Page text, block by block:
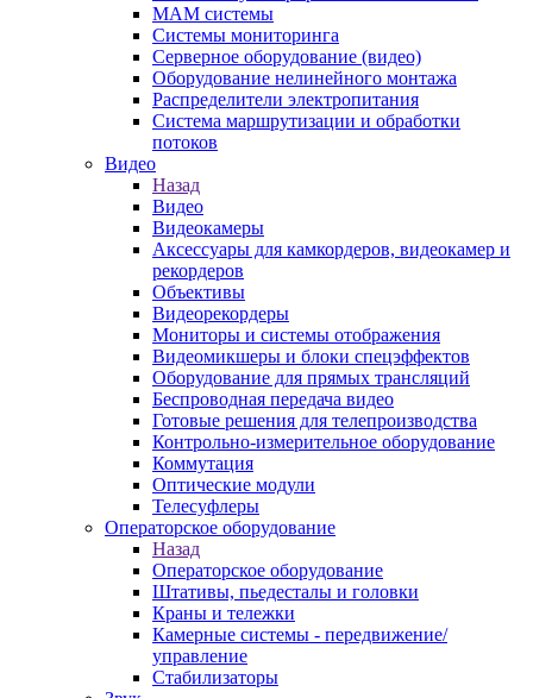
MAM системы
Системы мониторинга
Серверное оборудование (видео)
Оборудование нелинейного монтажа
Распределители электропитания
Система маршрутизации и обработки
потоков
Видео
Назад
Видео
Видеокамеры
Аксессуары для камкордеров, видеокамер и
рекордеров
Объективы
Видеорекордеры
Мониторы и системы отображения
Видеомикшеры и блоки спецэффектов
Оборудование для прямых трансляций
Беспроводная передача видео
Готовые решения для телепроизводства
Контрольно-измерительное оборудование
Коммутация
Оптические модули
Телесуфлеры
Операторское оборудование
Назад
Операторское оборудование
Штативы, пьедесталы и головки
Краны и тележки
Камерные системы - передвижение/
управление
Стабилизаторы